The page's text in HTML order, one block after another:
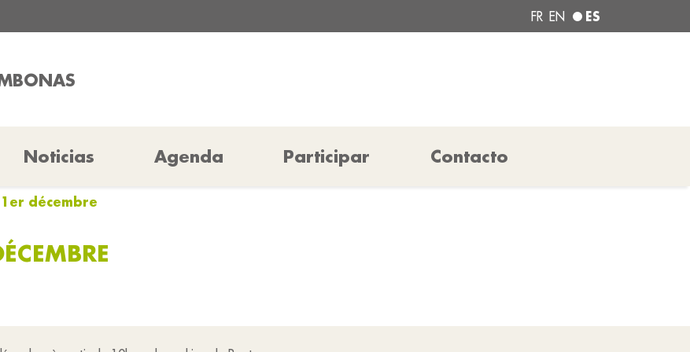
FR EN ES
Noticias Agenda Participar Contacto
décembre